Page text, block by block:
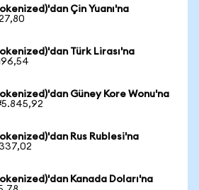
Çin Yuanı'na
Türk Lirası'na
Güney Kore Wonu'na
Rus Rublesi'na
Kanada Doları'na